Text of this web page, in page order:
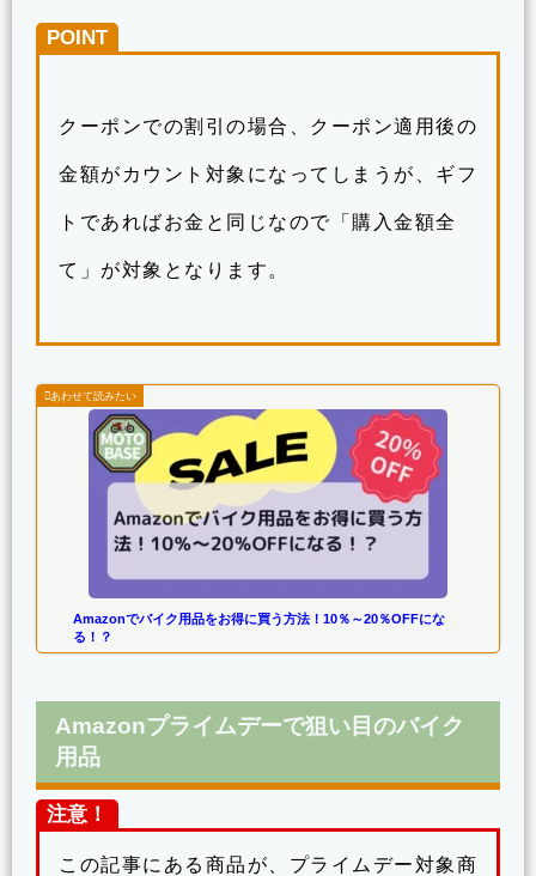
POINT
クーポンでの割引の場合、クーポン適用後の
金額がカウント対象になってしまうが、ギフ
トであればお金と同じなので「購入金額全
て」が対象となります。
Amazonでバイク用品をお得に買う方法！10％～20％OFFにな
る！？
Amazonプライムデーで狙い目のバイク
用品
注意！
この記事にある商品が、プライムデー対象商